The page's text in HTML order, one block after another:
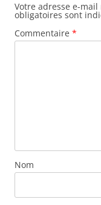
Votre adresse e-
obligatoires sont
Commentaire *
Nom